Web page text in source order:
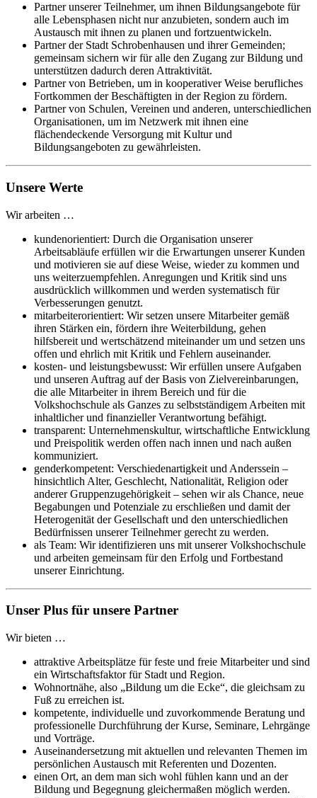
Partner unserer Teilnehmer, um ihnen Bildungsangebote für
alle Lebensphasen nicht nur anzubieten, sondern auch im
Austausch mit ihnen zu planen und fortzuentwickeln.
Partner der Stadt Schrobenhausen und ihrer Gemeinden;
gemeinsam sichern wir für alle den Zugang zur Bildung und
unterstützen dadurch deren Attraktivität.
Partner von Betrieben, um in kooperativer Weise berufliches
Fortkommen der Beschäftigten in der Region zu fördern.
Partner von Schulen, Vereinen und anderen, unterschiedlichen
Organisationen, um im Netzwerk mit ihnen eine
flächendeckende Versorgung mit Kultur und
Bildungsangeboten zu gewährleisten.
Unsere Werte
Wir arbeiten …
kundenorientiert: Durch die Organisation unserer
Arbeitsabläufe erfüllen wir die Erwartungen unserer Kunden
und motivieren sie auf diese Weise, wieder zu kommen und
uns weiterzuempfehlen. Anregungen und Kritik sind uns
ausdrücklich willkommen und werden systematisch für
Verbesserungen genutzt.
mitarbeiterorientiert: Wir setzen unsere Mitarbeiter gemäß
ihren Stärken ein, fördern ihre Weiterbildung, gehen
hilfsbereit und wertschätzend miteinander um und setzen uns
offen und ehrlich mit Kritik und Fehlern auseinander.
kosten- und leistungsbewusst: Wir erfüllen unsere Aufgaben
und unseren Auftrag auf der Basis von Zielvereinbarungen,
die alle Mitarbeiter in ihrem Bereich und für die
Volkshochschule als Ganzes zu selbstständigem Arbeiten mit
inhaltlicher und finanzieller Verantwortung befähigt.
transparent: Unternehmenskultur, wirtschaftliche Entwicklung
und Preispolitik werden offen nach innen und nach außen
kommuniziert.
genderkompetent: Verschiedenartigkeit und Anderssein –
hinsichtlich Alter, Geschlecht, Nationalität, Religion oder
anderer Gruppenzugehörigkeit – sehen wir als Chance, neue
Begabungen und Potenziale zu erschließen und damit der
Heterogenität der Gesellschaft und den unterschiedlichen
Bedürfnissen unserer Teilnehmer gerecht zu werden.
als Team: Wir identifizieren uns mit unserer Volkshochschule
und arbeiten gemeinsam für den Erfolg und Fortbestand
unserer Einrichtung.
Unser Plus für unsere Partner
Wir bieten …
attraktive Arbeitsplätze für feste und freie Mitarbeiter und sind
ein Wirtschaftsfaktor für Stadt und Region.
Wohnortnähe, also „Bildung um die Ecke“, die gleichsam zu
Fuß zu erreichen ist.
kompetente, individuelle und zuvorkommende Beratung und
professionelle Durchführung der Kurse, Seminare, Lehrgänge
und Vorträge.
Auseinandersetzung mit aktuellen und relevanten Themen im
persönlichen Austausch mit Referenten und Dozenten.
einen Ort, an dem man sich wohl fühlen kann und an der
Bildung und Begegnung gleichermaßen möglich werden.